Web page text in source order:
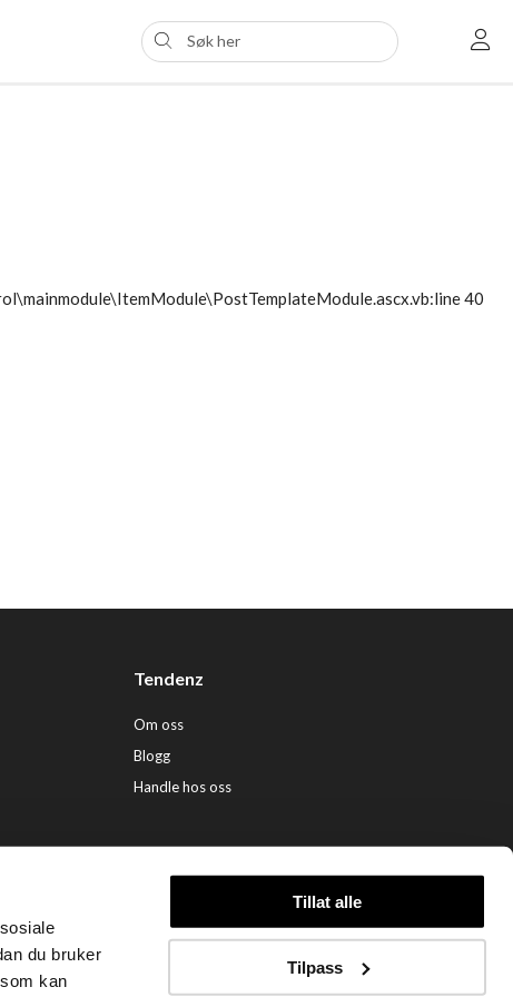
du bruker
kan
Tillat alle
Tilpass
40
Tendenz
Om oss
Blogg
Handle hos oss
Hårpleie AS (org. nr. 948 341 662) |Nettbutikk levert av Kréatif